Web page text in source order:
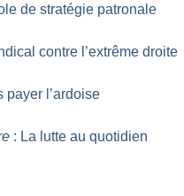
de stratégie patronale
contre l’extrême droite
payer l’ardoise
: La lutte au quotidien